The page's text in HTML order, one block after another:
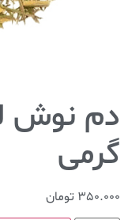
گرمی
350.000 تومان